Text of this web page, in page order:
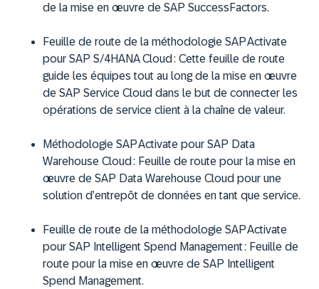
de la mise en œuvre de SAP SuccessFactors.
Feuille de route de la méthodologie SAP Activate
pour SAP S/4HANA Cloud : Cette feuille de route
guide les équipes tout au long de la mise en œuvre
de SAP Service Cloud dans le but de connecter les
opérations de service client à la chaîne de valeur.
Méthodologie SAP Activate pour SAP Data
Warehouse Cloud : Feuille de route pour la mise en
œuvre de SAP Data Warehouse Cloud pour une
solution d’entrepôt de données en tant que service.
Feuille de route de la méthodologie SAP Activate
pour SAP Intelligent Spend Management : Feuille de
route pour la mise en œuvre de SAP Intelligent
Spend Management.